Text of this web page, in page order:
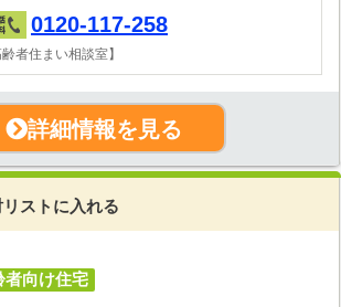
0120-117-258
齢者住まい相談室】
詳細情報を見る
ストに入れる
者向け住宅